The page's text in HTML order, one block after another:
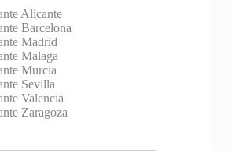
Alicante
Barcelona
Madrid
Malaga
Murcia
Sevilla
Valencia
Zaragoza